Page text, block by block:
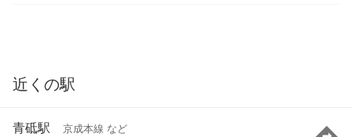
近くの駅
青砥駅 京成本線 など